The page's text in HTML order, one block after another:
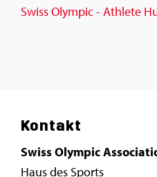
Swiss Olympic - Athlete
Kontakt
Swiss Olympic
Haus des Sports